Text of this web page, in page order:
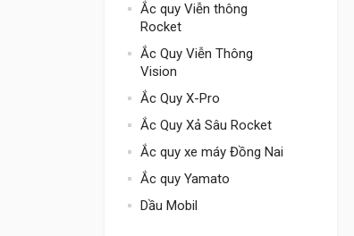
Ắc quy Viễn thông
Rocket
Ắc Quy Viễn Thông
Vision
Ắc Quy X-Pro
Ắc Quy Xả Sâu Rocket
Ắc quy xe máy Đồng Nai
Ắc quy Yamato
Dầu Mobil